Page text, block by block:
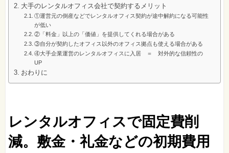
大手のレンタルオフィス会社で契約するメリット
①運営元の倒産などでレンタルオフィス契約が途中解約になる可能性
が低い
②「料金」以上の「価値」を提供してくれる場合がある
③自分が契約したオフィス以外のオフィス拠点も使える場合がある
④大手企業運営のレンタルオフィスに入居 ＝ 対外的な信頼性の
UP
おわりに
レンタルオフィスで固定費削
減。敷金・礼金などの初期費用